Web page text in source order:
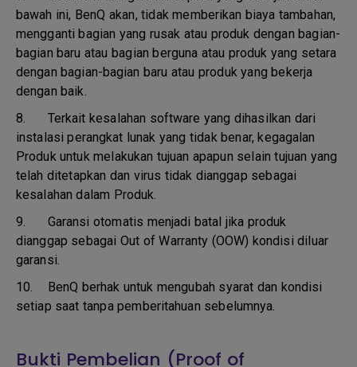
bawah ini, BenQ akan, tidak memberikan biaya tambahan,
mengganti bagian yang rusak atau produk dengan bagian-
bagian baru atau bagian berguna atau produk yang setara
dengan bagian-bagian baru atau produk yang bekerja
dengan baik.
8. Terkait kesalahan software yang dihasilkan dari
instalasi perangkat lunak yang tidak benar, kegagalan
Produk untuk melakukan tujuan apapun selain tujuan yang
telah ditetapkan dan virus tidak dianggap sebagai
kesalahan dalam Produk.
9. Garansi otomatis menjadi batal jika produk
dianggap sebagai Out of Warranty (OOW) kondisi diluar
garansi.
10. BenQ berhak untuk mengubah syarat dan kondisi
setiap saat tanpa pemberitahuan sebelumnya.
Bukti Pembelian (Proof of